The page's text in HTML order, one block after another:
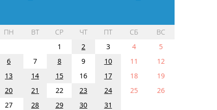
ПН ВТ СР ЧТ ПТ СБ
ВС
1
2 3 4
5
6
7 8 9 10 11
12
13
14 15 16 17 18
19
20
21 22 23 24 25
26
27
28 29 30 31